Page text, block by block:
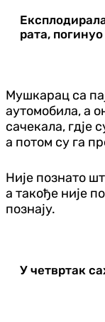
рата,
Мушкарац са
аутомобила, а
сачекала, гдје
а потом су га
Није познато
а такође није
познају.
У четвртак